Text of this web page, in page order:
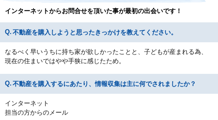
インターネットからお問合せを頂いた事が最初の出会いです！
不動産を購入しようと思ったきっかけを教えてください。
なるべく早いうちに持ち家が欲しかったことと、子どもが産まれる為、
現在の住まいではやや手狭に感じたため。
不動産を購入するにあたり、情報収集は主に何でされましたか？
インターネット
担当の方からのメール